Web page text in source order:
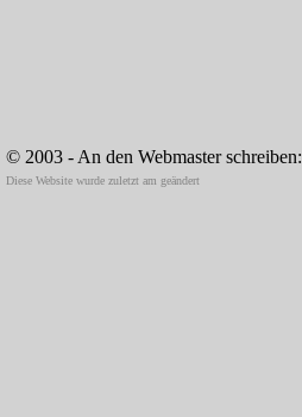
© 2003 - An den Webmaster schreiben:
Diese Website wurde zuletzt am geändert